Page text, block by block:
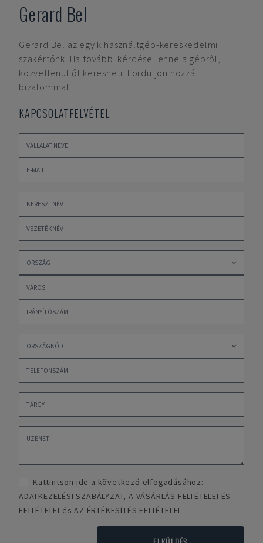
Gerard Bel
Gerard Bel az egyik használtgép-kereskedelmi
szakértőnk. Ha további kérdése lenne a gépről,
közvetlenül őt keresheti. Forduljon hozzá
bizalommal.
KAPCSOLATFELVÉTEL
Kattintson ide a következő elfogadásához:
ADATKEZELÉSI SZABÁLYZAT,A VÁSÁRLÁS FELTÉTELEI ÉS
FELTÉTELEI ésAZ ÉRTÉKESÍTÉS FELTÉTELEI